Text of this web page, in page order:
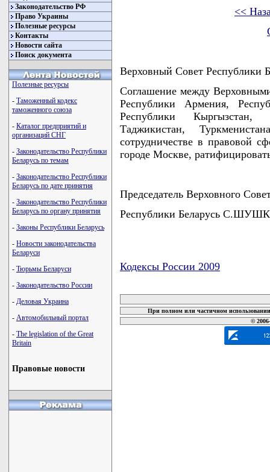
Законодательство РФ
Право Украины
Полезные ресурсы
Контакты
Новости сайта
Поиск документа
Полезные ресурсы
- Таможенный кодекс
таможенного союза
- Каталог предприятий и
организаций СНГ
- Законодательство Республики
Беларусь по темам
- Законодательство Республики
Беларусь по дате принятия
- Законодательство Республики
Беларусь по органу принятия
- Законы Республики Беларусь
- Новости законодательства
Беларуси
- Тюрьмы Беларуси
- Законодательство России
- Деловая Украина
- Автомобильный портал
- The legislation of the Great
Britain
Правовые новости
<<
Верховный Совет
Соглашение между
Республики Армения,
Республики Кыргызстан,
Таджикистан,
сотрудничестве в правовой
городе Москве,
Председатель Верховного
Республики Беларусь
Кодексы России 2009
При полном или частичном
©